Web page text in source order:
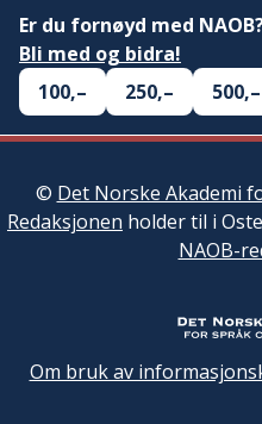
Er du fornøyd med
Bli med og bidra!
100,–
250,– 500,–
© Det Norske Akademi
Redaksjonen holder til i
NAOB-
Om bruk av